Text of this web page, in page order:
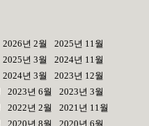
2026년 2월
2025년 11월
2025년 3월
2024년 11월
2024년 3월
2023년 12월
2023년 6월
2023년 3월
2022년 2월
2021년 11월
2020년 8월 2020년 6월